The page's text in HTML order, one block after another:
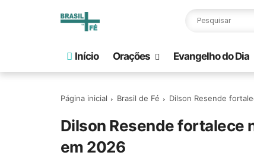
Início Orações Evangelho do Dia
Página inicial Brasil de Fé Dilson Resende
Dilson Resende fortalece
em 2026